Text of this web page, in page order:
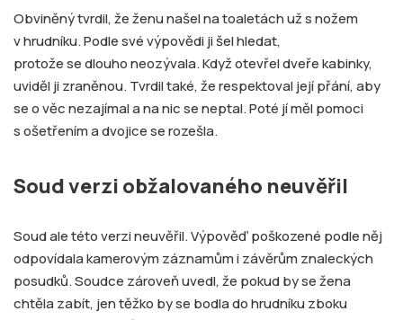
Obviněný tvrdil, že ženu našel na toaletách už s nožem
v hrudníku. Podle své výpovědi ji šel hledat,
protože se dlouho neozývala. Když otevřel dveře kabinky,
uviděl ji zraněnou. Tvrdil také, že respektoval její přání, aby
se o věc nezajímal a na nic se neptal. Poté jí měl pomoci
s ošetřením a dvojice se rozešla.
Soud verzi obžalovaného neuvěřil
Soud ale této verzi neuvěřil. Výpověď poškozené podle něj
odpovídala kamerovým záznamům i závěrům znaleckých
posudků. Soudce zároveň uvedl, že pokud by se žena
chtěla zabít, jen těžko by se bodla do hrudníku zboku